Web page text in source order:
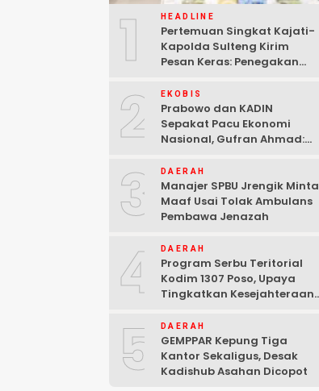
1 HEADLINE
Pertemuan Singkat Kajati-
Kapolda Sulteng Kirim
Pesan Keras: Penegakan
2 EKOBIS
Prabowo dan KADIN
Sepakat Pacu Ekonomi
Nasional, Gufran Ahmad:
3 DAERAH
Manajer SPBU Jrengik Minta
Maaf Usai Tolak Ambulans
Pembawa Jenazah
4 DAERAH
Program Serbu Teritorial
Kodim 1307 Poso, Upaya
Tingkatkan Kesejahteraan
5 DAERAH
GEMPPAR Kepung Tiga
Kantor Sekaligus, Desak
Kadishub Asahan Dicopot